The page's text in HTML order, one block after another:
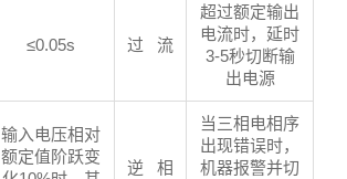
≤0.05s 过 流
超过额定输出
电流时，延时
3-5秒切断输
出电源
输入电压相对
额定值阶跃变
逆 相
当三相电相序
出现错误时，
机器报警并切